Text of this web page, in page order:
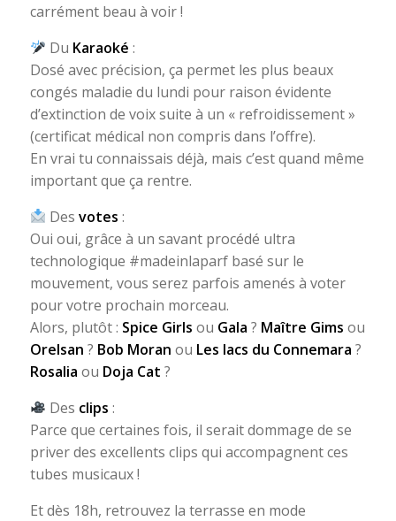
carrément beau à voir !
Du Karaoké :
Dosé avec précision, ça permet les plus beaux
congés maladie du lundi pour raison évidente
d’extinction de voix suite à un « refroidissement »
(certificat médical non compris dans l’offre).
En vrai tu connaissais déjà, mais c’est quand même
important que ça rentre.
Des votes :
Oui oui, grâce à un savant procédé ultra
technologique #madeinlaparf basé sur le
mouvement, vous serez parfois amenés à voter
pour votre prochain morceau.
Alors, plutôt : Spice Girls ou Gala ? Maître Gims ou
Orelsan ? Bob Moran ou Les lacs du Connemara ?
Rosalia ou Doja Cat ?
Des clips :
Parce que certaines fois, il serait dommage de se
priver des excellents clips qui accompagnent ces
tubes musicaux !
Et dès 18h, retrouvez la terrasse en mode